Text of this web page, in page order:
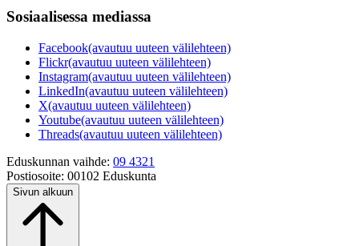
Sosiaalisessa mediassa
Facebook(avautuu uuteen välilehteen)
Flickr(avautuu uuteen välilehteen)
Instagram(avautuu uuteen välilehteen)
LinkedIn(avautuu uuteen välilehteen)
X(avautuu uuteen välilehteen)
Youtube(avautuu uuteen välilehteen)
Threads(avautuu uuteen välilehteen)
Eduskunnan vaihde: 09 4321
Postiosoite: 00102 Eduskunta
Sivun alkuun